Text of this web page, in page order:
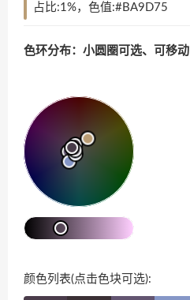
占比:1%，色值:#BA9D75
色环分布：小圆圈可选、可移动
颜色列表(点击色块可选):